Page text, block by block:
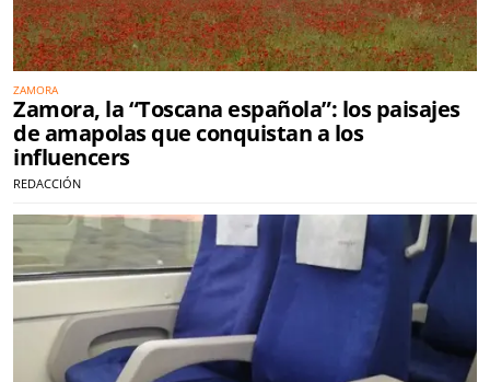
ZAMORA
Zamora, la “Toscana española”: los paisajes
de amapolas que conquistan a los
influencers
REDACCIÓN